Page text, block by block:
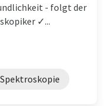
- folgt der
✓...